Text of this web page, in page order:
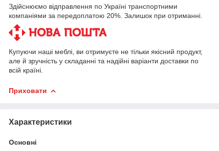
Здійснюємо відправлення по Україні транспортними
компаніями за передоплатою 20%. Залишок при отриманні.
Купуючи наші меблі, ви отримуєте не тільки якісний продукт,
але й зручність у складанні та надійні варіанти доставки по
всій країні.
Приховати
Характеристики
Основні